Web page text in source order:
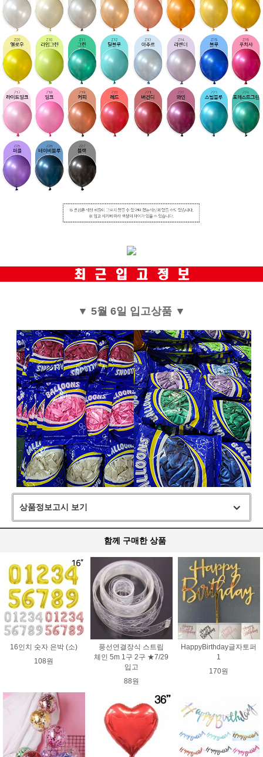
▼ 5월 6일 입고상품 ▼
상품정보고시 보기
함께 구매한 상품
16인치 숫자 은박 (소)
108원
풍선연결장식 스트립
체인 5m 1구 2구 ★7/29
입고
88원
HappyBirthday글자토퍼
1
170원